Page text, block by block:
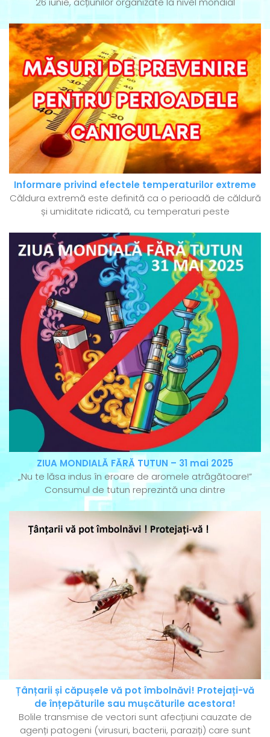
Informare privind efectele temperaturilor extreme
Căldura extremă este definită ca o perioadă de căldură
și umiditate ridicată, cu temperaturi peste
ZIUA MONDIALĂ FĂRĂ TUTUN – 31 mai 2025
„Nu te lăsa indus în eroare de aromele atrăgătoare!”
Consumul de tutun reprezintă una dintre
Țânțarii și căpușele vă pot îmbolnăvi! Protejați-vă
de înțepăturile sau mușcăturile acestora!
Bolile transmise de vectori sunt afecțiuni cauzate de
agenți patogeni (virusuri, bacterii, paraziți) care sunt